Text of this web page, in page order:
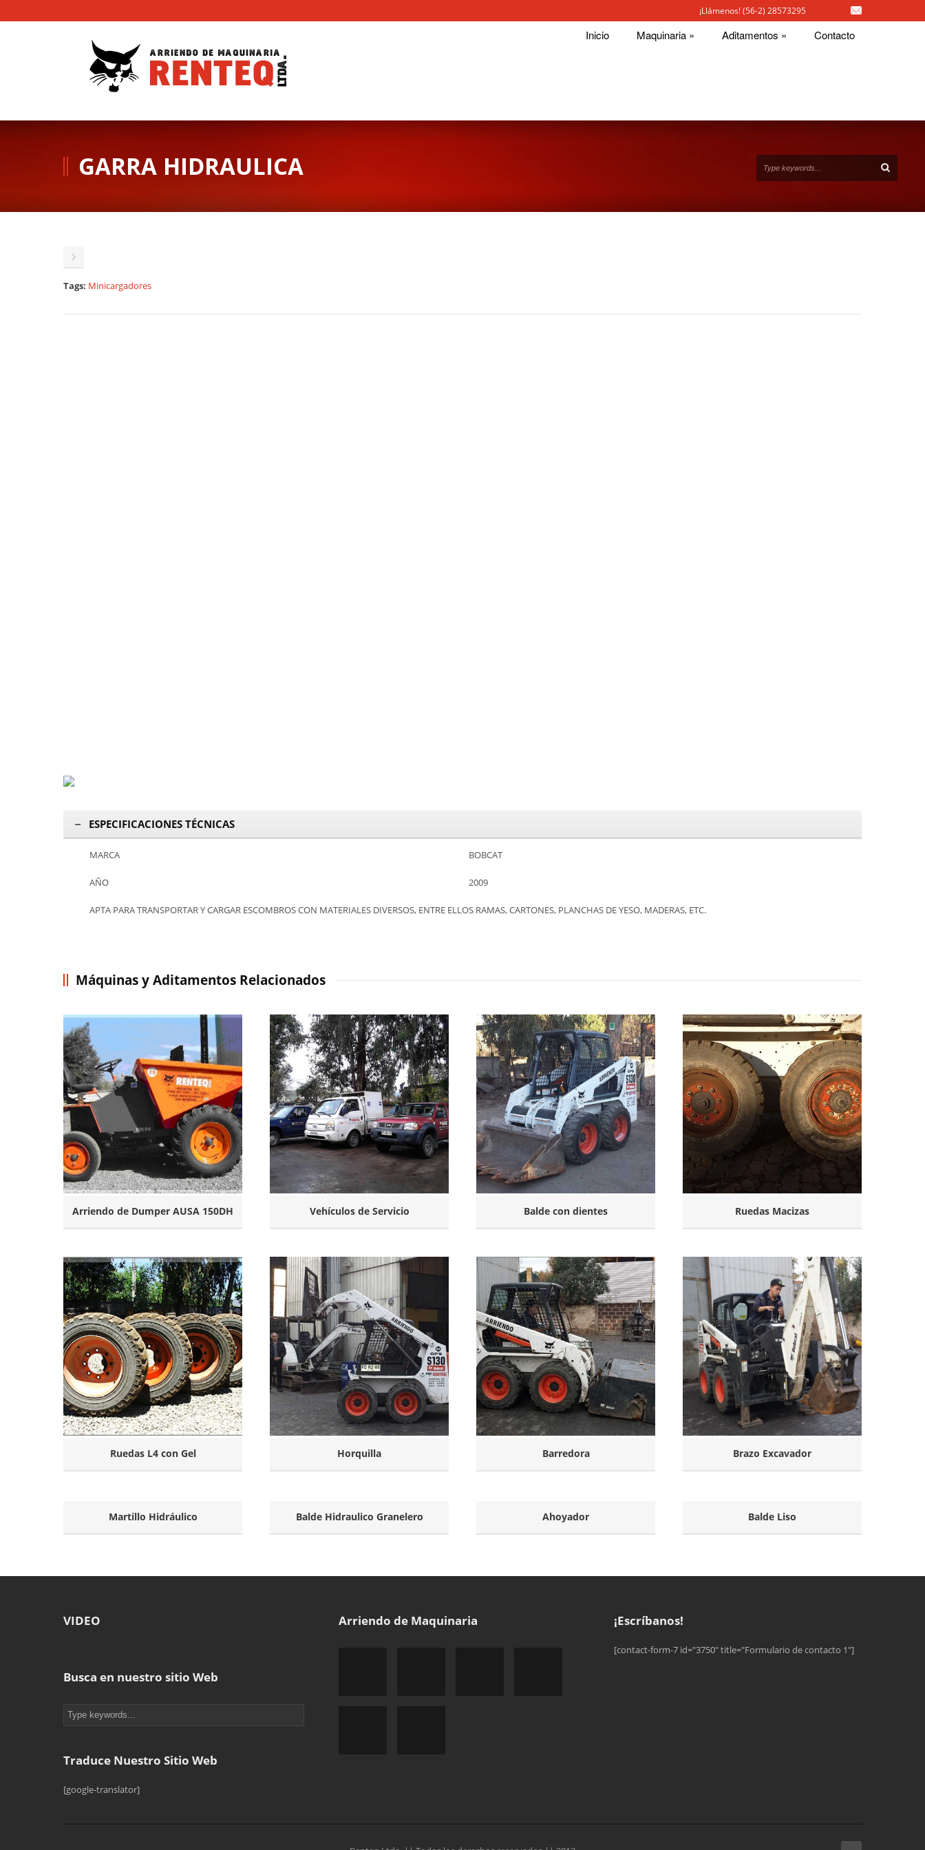
¡Llámenos! (56-2) 28573295
Inicio Maquinaria » Aditamentos » Contacto
GARRA HIDRAULICA
Tags: Minicargadores
ESPECIFICACIONES TÉCNICAS
MARCA
AÑO
BOBCAT
2009
APTA PARA TRANSPORTAR Y CARGAR ESCOMBROS CON MATERIALES DIVERSOS, ENTRE ELLOS RAMAS, CARTONES, PLANCHAS DE YESO, MADERAS, ETC.
Máquinas y Aditamentos Relacionados
Arriendo de Dumper AUSA 150DH Vehículos de Servicio Balde con dientes Ruedas Macizas
Ruedas L4 con Gel Horquilla Barredora Brazo Excavador
Martillo Hidráulico Balde Hidraulico Granelero Ahoyador Balde Liso
VIDEO
Busca en nuestro sitio Web
Traduce Nuestro Sitio Web
[google-translator]
Arriendo de Maquinaria ¡Escríbanos!
[contact-form-7 id="3750" title="Formulario de contacto 1"]